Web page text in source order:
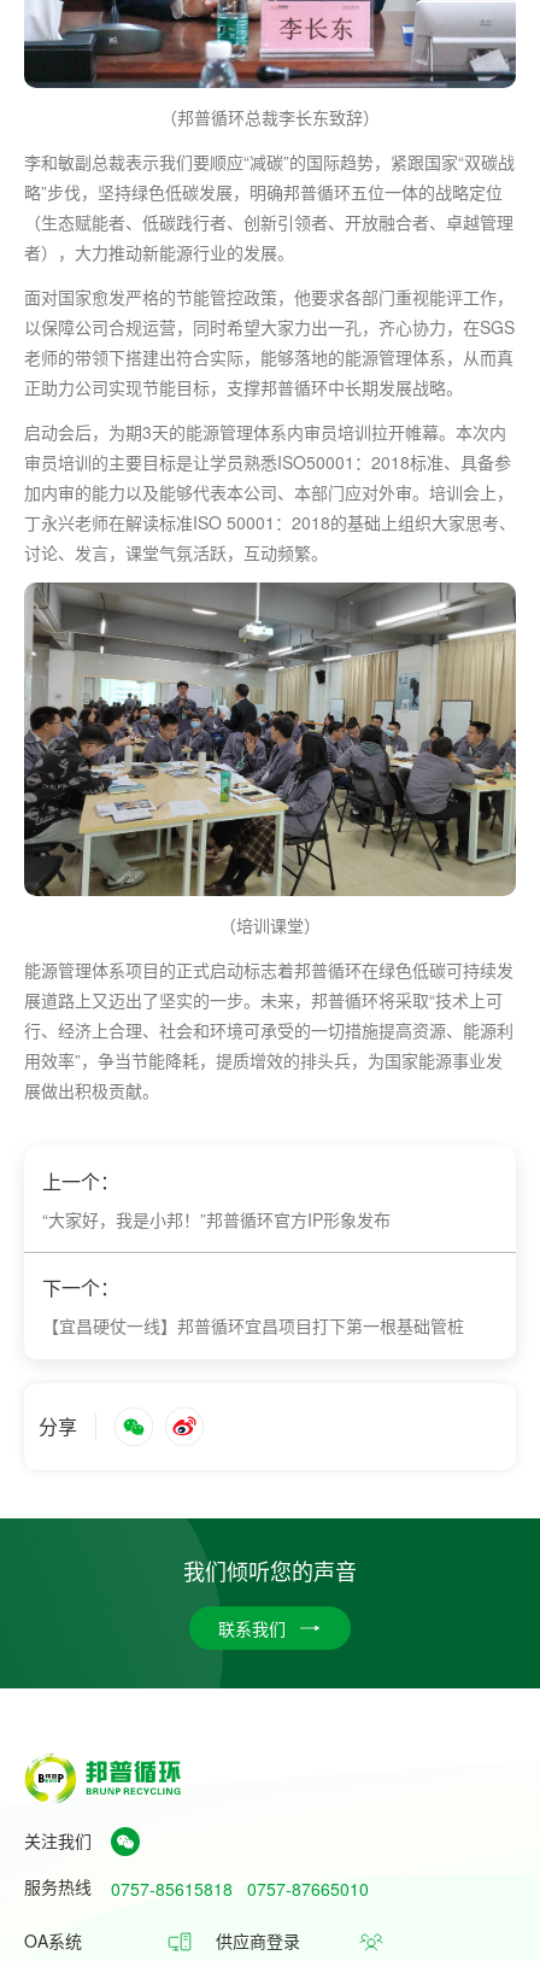
（邦普循环总裁李长东致辞）
李和敏副总裁表示我们要顺应“减碳”的国际趋势，紧跟国家“双碳战
略”步伐，坚持绿色低碳发展，明确邦普循环五位一体的战略定位
（生态赋能者、低碳践行者、创新引领者、开放融合者、卓越管理
者），大力推动新能源行业的发展。
面对国家愈发严格的节能管控政策，他要求各部门重视能评工作，
以保障公司合规运营，同时希望大家力出一孔，齐心协力，在SGS
老师的带领下搭建出符合实际，能够落地的能源管理体系，从而真
正助力公司实现节能目标，支撑邦普循环中长期发展战略。
启动会后，为期3天的能源管理体系内审员培训拉开帷幕。本次内
审员培训的主要目标是让学员熟悉ISO50001：2018标准、具备参
加内审的能力以及能够代表本公司、本部门应对外审。培训会上，
丁永兴老师在解读标准ISO 50001：2018的基础上组织大家思考、
讨论、发言，课堂气氛活跃，互动频繁。
（培训课堂）
能源管理体系项目的正式启动标志着邦普循环在绿色低碳可持续发
展道路上又迈出了坚实的一步。未来，邦普循环将采取“技术上可
行、经济上合理、社会和环境可承受的一切措施提高资源、能源利
用效率”，争当节能降耗，提质增效的排头兵，为国家能源事业发
展做出积极贡献。
上一个：
“大家好，我是小邦！”邦普循环官方IP形象发布
下一个：
【宜昌硬仗一线】邦普循环宜昌项目打下第一根基础管桩
分享
我们倾听您的声音
联系我们
关注我们
服务热线
0757-85615818 0757-87665010
OA系统 供应商登录